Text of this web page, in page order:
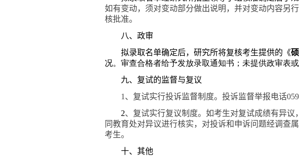
如有变动，须对变动部分做出说明，并对变动内容另
核批准。
八、政审
拟录取名单确定后，研究所将复核考生提供的《
况。审查合格者给予发放录取通知书；未提供政审表
九、复试的监督与复议
1 、复试实行投诉监督制度。投诉监督举报电话
2、复试实行复议制度。如考生对复试成绩有异
同教育处对异议进行核实，对投诉和申诉问题经调查
考生。
十、其他